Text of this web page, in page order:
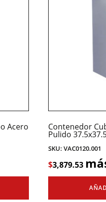
Acero Contenedor
Pulido
SKU: VAC0120.001
$3,879.53